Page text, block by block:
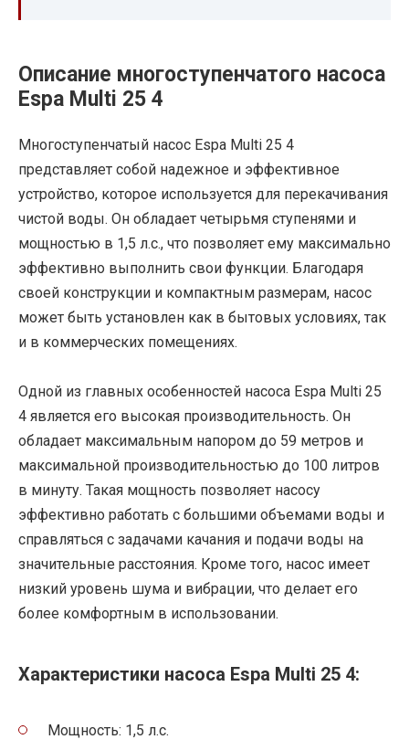
Описание многоступенчатого насоса
Espa Multi 25 4
Многоступенчатый насос Espa Multi 25 4
представляет собой надежное и эффективное
устройство, которое используется для перекачивания
чистой воды. Он обладает четырьмя ступенями и
мощностью в 1,5 л.с., что позволяет ему максимально
эффективно выполнить свои функции. Благодаря
своей конструкции и компактным размерам, насос
может быть установлен как в бытовых условиях, так
и в коммерческих помещениях.
Одной из главных особенностей насоса Espa Multi 25
4 является его высокая производительность. Он
обладает максимальным напором до 59 метров и
максимальной производительностью до 100 литров
в минуту. Такая мощность позволяет насосу
эффективно работать с большими объемами воды и
справляться с задачами качания и подачи воды на
значительные расстояния. Кроме того, насос имеет
низкий уровень шума и вибрации, что делает его
более комфортным в использовании.
Характеристики насоса Espa Multi 25 4:
Мощность: 1,5 л.с.